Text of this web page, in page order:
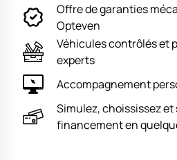
Offre de garanties
Opteven
Véhicules contrôlés et
experts
Accompagnement
Simulez, choississez
financement en